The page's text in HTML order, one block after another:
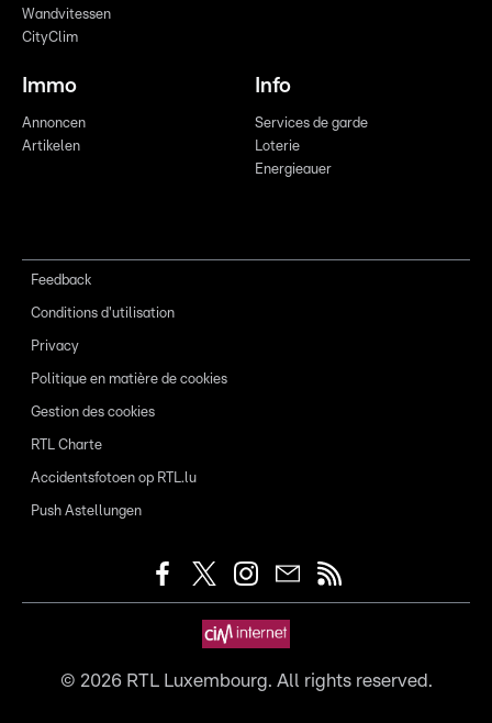
Wandvitessen
CityClim
Immo
Annoncen
Artikelen
Info
Services de garde
Loterie
Energieauer
Feedback
Conditions d'utilisation
Privacy
Politique en matière de cookies
Gestion des cookies
RTL Charte
Accidentsfotoen op RTL.lu
Push Astellungen
© 2026RTL Luxembourg. All rights reserved.